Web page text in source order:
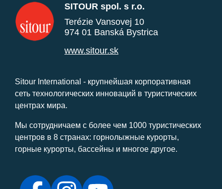
SITOUR spol. s r.o.
Terézie Vansovej 10
974 01 Banská Bystrica
www.sitour.sk
Sitour International - крупнейшая корпоративная
сеть технологических инноваций в туристических
центрах мира.
Мы сотрудничаем с более чем 1000 туристических
центров в 8 странах: горнолыжные курорты,
горные курорты, бассейны и многое другое.